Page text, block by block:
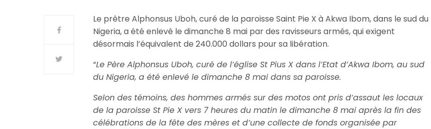
Le prêtre Alphonsus Uboh, curé de la paroisse Saint Pie X à Akwa Ibom, dans le sud du
Nigeria, a été enlevé le dimanche 8 mai par des ravisseurs armés, qui exigent
désormais l’équivalent de 240.000 dollars pour sa libération.
“Le Père Alphonsus Uboh, curé de l’église St Pius X dans l’Etat d’Akwa Ibom, au sud
du Nigeria, a été enlevé le dimanche 8 mai dans sa paroisse.
Selon des témoins, des hommes armés sur des motos ont pris d’assaut les locaux
de la paroisse St Pie X vers 7 heures du matin le dimanche 8 mai après la fin des
célébrations de la fête des mères et d’une collecte de fonds organisée par